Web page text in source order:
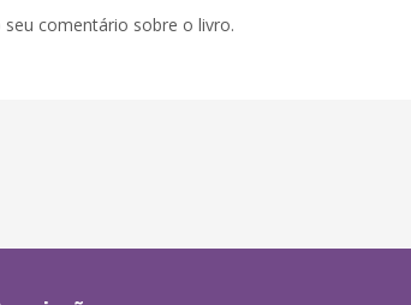
seu comentário sobre o livro.